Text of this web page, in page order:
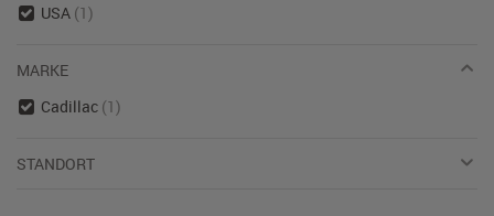
USA (1)
MARKE
Cadillac (1)
STANDORT